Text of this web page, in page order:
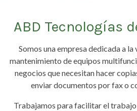
ABD Tecnologías
Somos una empresa dedicada a
mantenimiento de equipos
negocios que necesitan hacer
enviar documentos por fax o
Trabajamos para facilitar el